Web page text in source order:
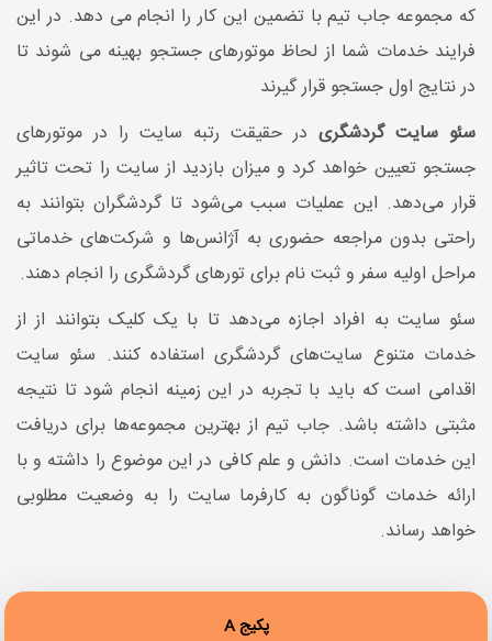
که مجموعه جاب تیم با تضمین این کار را انجام می دهد. در این
فرایند خدمات شما از لحاظ موتورهای جستجو بهینه می شوند تا
در نتایج اول جستجو قرار گیرند
سئو سایت گردشگری در حقیقت رتبه سایت را در موتورهای
جستجو تعیین خواهد کرد و میزان بازدید از سایت را تحت تاثیر
قرار می‌دهد. این عملیات سبب می‌شود تا گردشگران بتوانند به
راحتی بدون مراجعه حضوری به آژانس‌ها و شرکت‌های خدماتی
مراحل اولیه سفر و ثبت نام برای تورهای گردشگری را انجام دهند.
سئو سایت به افراد اجازه می‌دهد تا با یک کلیک بتوانند از از
خدمات متنوع سایت‌های گردشگری استفاده کنند. سئو سایت
اقدامی است که باید با تجربه در این زمینه انجام شود تا نتیجه
مثبتی داشته باشد. جاب تیم از بهترین مجموعه‌ها برای دریافت
این خدمات است. دانش و علم کافی در این موضوع را داشته و با
ارائه خدمات گوناگون به کارفرما سایت را به وضعیت مطلوبی
خواهد رساند.
پکیج A